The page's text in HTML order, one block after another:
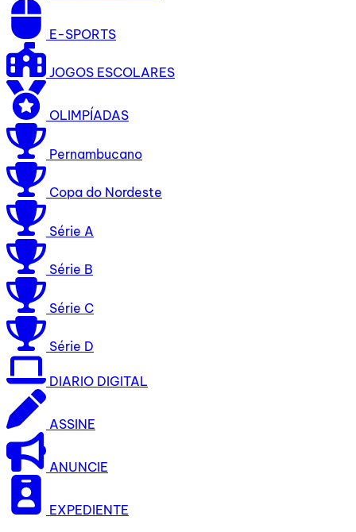
E-SPORTS
JOGOS ESCOLARES
OLIMPÍADAS
Pernambucano
Copa do Nordeste
Série A
Série B
Série C
Série D
DIARIO DIGITAL
ASSINE
ANUNCIE
EXPEDIENTE